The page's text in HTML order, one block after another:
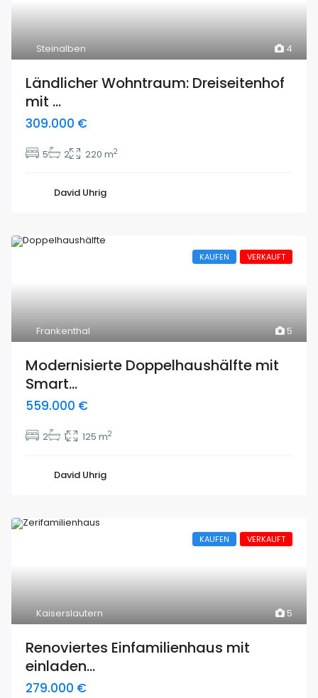
4
Steinalben
Ländlicher Wohntraum: Dreiseitenhof
mit ...
309.000 €
5 2 220 m2
David Uhrig
5
Frankenthal
KAUFEN VERKAUFT
Modernisierte Doppelhaushälfte mit
Smart...
559.000 €
2 1 125 m2
David Uhrig
5
Kaiserslautern
KAUFEN VERKAUFT
Renoviertes Einfamilienhaus mit
einladen...
279.000 €